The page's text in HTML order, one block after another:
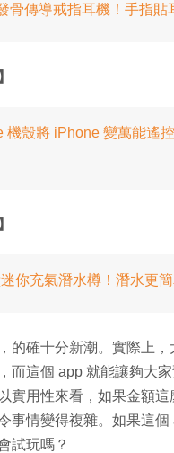
骨傳導戒指耳機！手指貼
機殼將 iPhone 變萬能遙
你充氣潛水樽！潛水更
的確十分新潮。實際上
而這個 app 就能讓夠大
實用性來看，如果金額
事情變得複雜。如果這個
試玩嗎？